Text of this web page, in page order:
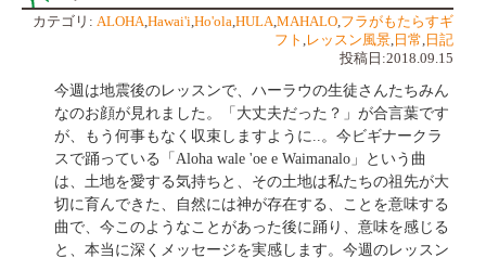
カテゴリ: ALOHA,Hawai'i,Ho'ola,HULA,MAHALO,フラがもたらすギ
フト ,レッスン風景, 日常, 日記
投稿日:2018.09.15
今週は地震後のレッスンで、ハーラウの生徒さんたちみん
なのお顔が見れました。「大丈夫だった？」が合言葉です
が、もう何事もなく収束しますように..。今ビギナークラ
スで踊っている「Aloha wale 'oe e Waimanalo」という曲
は、土地を愛する気持ちと、その土地は私たちの祖先が大
切に育んできた、自然には神が存在する、ことを意味する
曲で、今このようなことがあった後に踊り、意味を感じる
と、本当に深くメッセージを実感します。今週のレッスン